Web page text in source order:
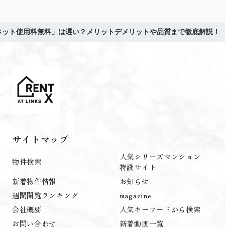
ト使用料無料」は遅い？メリットデメリットや品質まで徹底解説！
サイトマップ
物件検索
人気シリーズマンション
特設サイト
新着物件情報
お知らせ
週間閲覧ランキング
magazine
会社概要
人気キーワードから検索
お問い合わせ
新着動画一覧